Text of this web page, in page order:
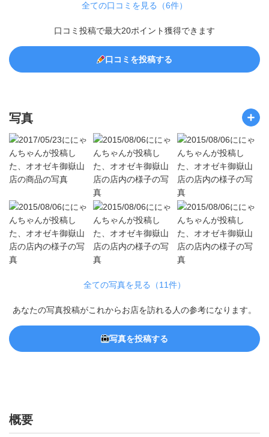
全ての口コミを見る（6件）
口コミ投稿で最大20ポイント獲得できます
口コミを投稿する
写真
全ての写真を見る（11件）
あなたの写真投稿がこれからお店を訪れる人の参考になります。
写真を投稿する
概要